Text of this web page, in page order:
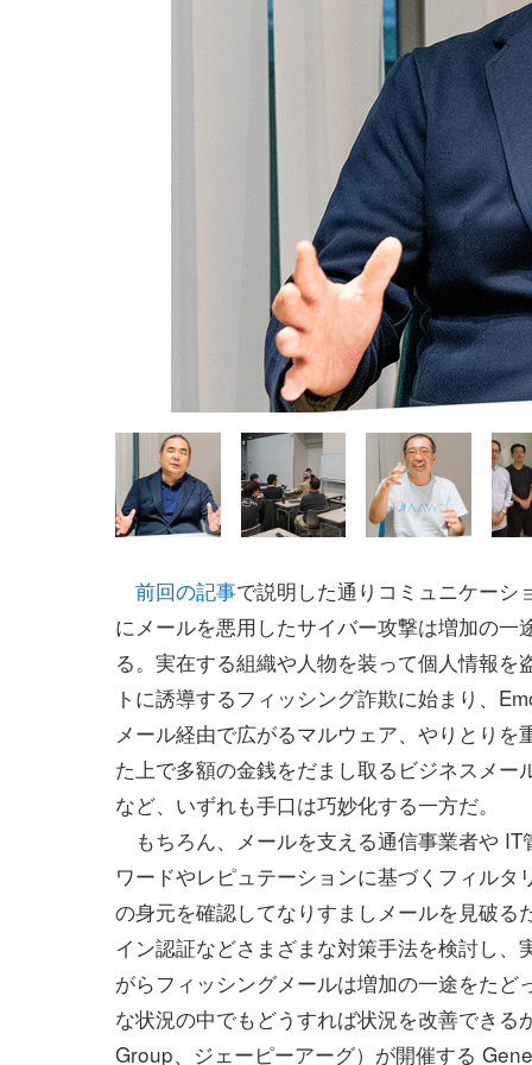
前回の記事で説明した通りコミュニケーシ
にメールを悪用したサイバー攻撃は増加の一
る。実在する組織や人物を装って個人情報を
トに誘導するフィッシング詐欺に始まり、
メール経由で広がるマルウェア、やりとりを
た上で多額の金銭をだまし取るビジネスメー
など、いずれも手口は巧妙化する一方だ。
もちろん、メールを支える通信事業者や IT
ワードやレピュテーションに基づくフィルタ
の身元を確認してなりすましメールを見破る
イン認証などさまざまな対策手法を検討し、
がらフィッシングメールは増加の一途をた
な状況の中でもどうすれば状況を改善でき
Group、ジェーピーアーグ）が開催する